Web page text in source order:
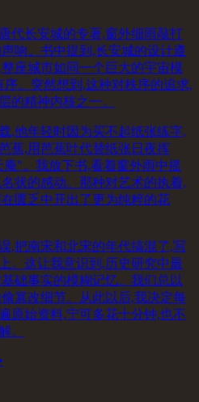
代长安城的专著,窗外细雨敲打
响。书中提到,长安城的设计遵
座城市如同一个巨大的宇宙模
。突然想到,这种对秩序的追求,
的精神内核之一。
,他年轻时因为买不起纸张练字,
蕉,用芭蕉叶代替纸张日夜挥
"。我放下书,看着窗外雨中摇
状的感动。那种对艺术的执着,
匮乏中开出了更为纯粹的花
,把南宋和北宋的年代搞混了,写
。这让我意识到,历史研究中最
础事实的模糊记忆。我们总以
篡改细节。从此以后,我决定每
原始资料,宁可多花十分钟,也不
。
•